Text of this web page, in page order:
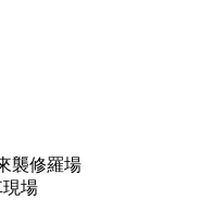
襲修羅場
場